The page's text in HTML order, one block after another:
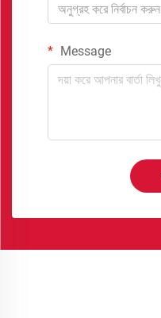
অনুগ্রহ করে নির্বাচন করুন
Message